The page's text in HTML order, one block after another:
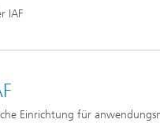
IAF
Einrichtung für